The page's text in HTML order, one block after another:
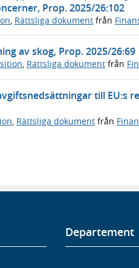
Prop. 2025/26:102
Rättsliga dokument från
av skog, Prop. 2025/26:69
, Rättsliga dokument från
till EU:s
, Rättsliga dokument från
Departement